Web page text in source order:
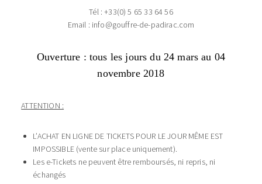
Tél : +33(0) 5 65 33 64 56
Email : info@gouffre-de-padirac.com
Ouverture : tous les jours du 24 mars au 04
novembre 2018
ATTENTION :
L’ACHAT EN LIGNE DE TICKETS POUR LE JOUR MÊME EST
IMPOSSIBLE (vente sur place uniquement).
Les e-Tickets ne peuvent être remboursés, ni repris, ni
échangés